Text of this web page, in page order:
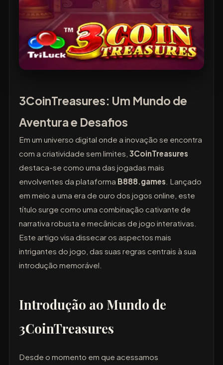
3CoinTreasures: Um Mundo de
Aventura e Desafios
Em um universo digital onde a inovação se encontra
com a criatividade sem limites,3CoinTreasures
destaca-se como uma das jogadas mais
envolventes da plataforma B888.games . Lançado
em meio a uma era de ouro dos jogos online, este
título surge como uma combinação cativante de
narrativa robusta e mecânicas de jogo interativas.
Este artigo visa dissecar os aspectos mais
intrigantes do jogo, das suas regras centrais à sua
introdução memorável.
Introdução ao Mundo de
3CoinTreasures
Desde o momento em que acessamos